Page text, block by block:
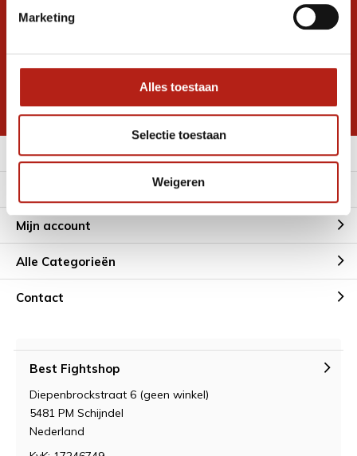
Marketing
Alles toestaan
Selectie toestaan
Weigeren
Ontvang de nieuwste aanbiedingen en
Inschrijven voor
* Lees hier de wettelijke beperkingen
Meer informatie
Mijn account
Alle Categorieën
Contact
Best Fightshop
Diepenbrockstraat 6 (geen winkel)
5481 PM Schijndel
Nederland